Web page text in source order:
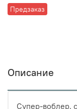
Предзаказ
Описание
Супер-воблер,